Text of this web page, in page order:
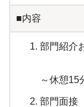
■内容
部門紹介
～休憩15
部門面接